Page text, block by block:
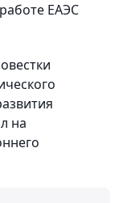
ЕАЭС
на